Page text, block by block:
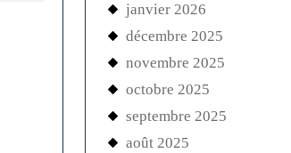
janvier 2026
décembre 2025
novembre 2025
octobre 2025
septembre 2025
août 2025